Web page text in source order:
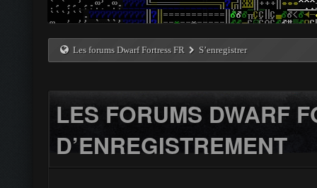
Les forums Dwarf Fortress FR S’enregistrer
LES FORUMS DWARF
D’ENREGISTREMENT